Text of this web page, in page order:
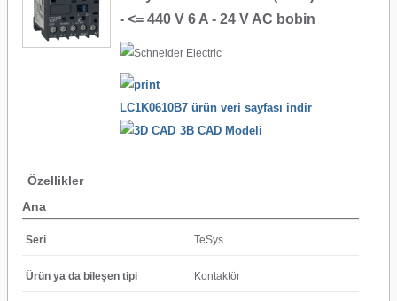
- <= 440 V 6 A - 24 V AC bobin
LC1K0610B7 ürün veri sayfası indir
3B CAD Modeli
Özellikler
Ana
Seri TeSys
Ürün ya da bileşen tipi Kontaktör